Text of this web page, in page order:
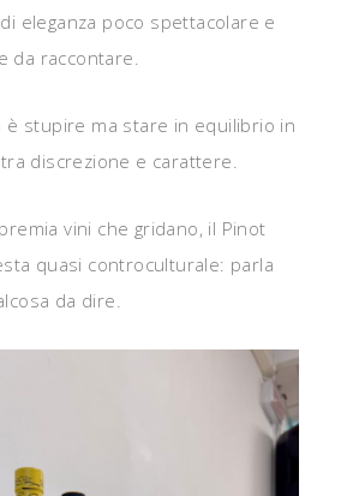
eleganza poco spettacolare e
da raccontare.
è stupire ma stare in equilibrio in
discrezione e carattere.
vini che gridano, il Pinot
quasi controculturale: parla
da dire.